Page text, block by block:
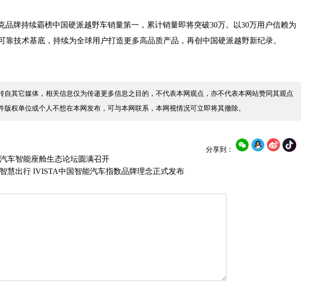
品牌持续霸榜中国硬派越野车销量第一，累计销量即将突破30万。以30万用户信赖为
靠技术基底， 持续为全球用户打造更多高品质产品，再创中国硬派越野新纪录。
自其它媒体，相关信息仅为传递更多信息之目的，不代表本网观点，亦不代表本网站赞同其观点
版权单位或个人不想在本网发布，可与本网联系，本网视情况可立即将其撤除。
分享到：
车智能座舱生态论坛圆满召开
慧出行 IVISTA中国智能汽车指数品牌理念正式发布